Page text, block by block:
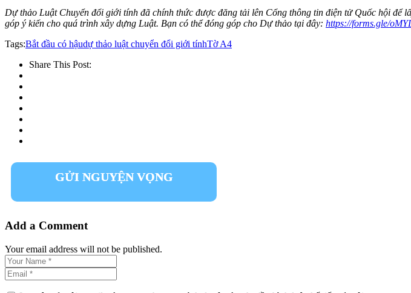
Dự thảo Luật Chuyển đổi giới tính đã chính thức được đăng tải lên Cổng thông tin điện tử Quốc hội
góp ý kiến cho quá trình xây dựng Luật. Bạn có thể đóng góp cho Dự thảo tại đây: https://forms.gle/
Tags:Bắt đầu có hậudự thảo luật chuyển đổi giới tínhTờ A4
Share This Post:
GỬI NGUYỆN VỌNG
Add a Comment
Your email address will not be published.